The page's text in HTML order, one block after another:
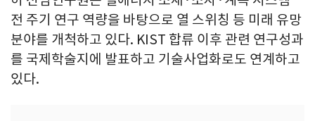
전 주기 연구 역량을 바탕으로 열 스위칭 등 미래 유망
분야를 개척하고 있다. KIST 합류 이후 관련 연구성과
를 국제학술지에 발표하고 기술사업화로도 연계하고
있다.